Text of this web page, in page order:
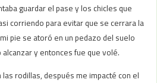
guardar el pase y los chicles que
corriendo para evitar que se cerrara la
pie se atoró en un pedazo del suelo
y entonces fue que volé.
rodillas, después me impacté con el